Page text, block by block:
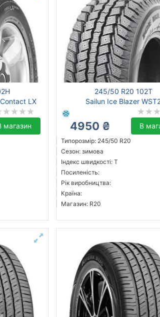
LX
магазин
245/50 R20 102T
Sailun Ice Blazer
4950 ₴ В
Типорозмір: 245/50 R20
Сезон: зимова
Індекс швидкості: T
Посиленість:
Рік виробництва:
Країна:
Магазин: R20